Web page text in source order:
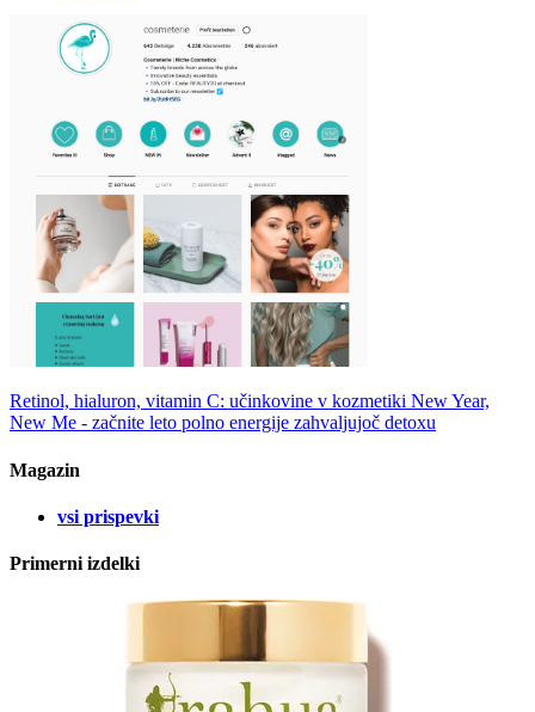
Retinol, hialuron, vitamin C: učinkovine v kozmetiki New Year,
New Me - začnite leto polno energije zahvaljujoč detoxu
Magazin
vsi prispevki
Primerni izdelki